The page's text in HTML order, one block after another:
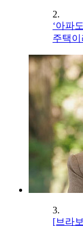
2.
‘아파
주택이
3.
[브라